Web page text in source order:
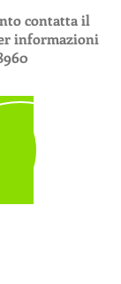
contatta il
informazioni